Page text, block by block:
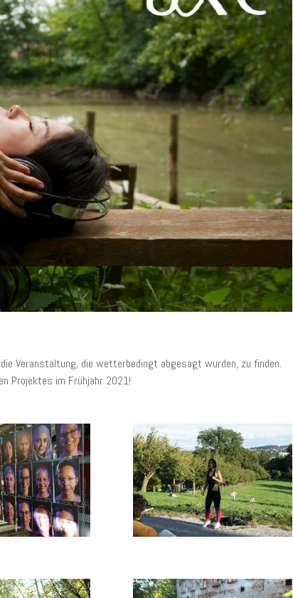
Veranstaltung, die wetterbedingt abgesagt wurden, zu finden.
Projektes im Frühjahr 2021!